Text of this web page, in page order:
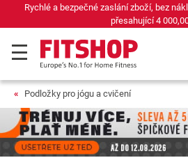
zboží, bez nákladů na dopravu v hodnotě
Podložky pro jógu a cvičení